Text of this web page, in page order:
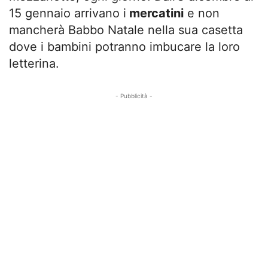
15 gennaio arrivano i mercatini e non
mancherà Babbo Natale nella sua casetta
dove i bambini potranno imbucare la loro
letterina.
- Pubblicità -